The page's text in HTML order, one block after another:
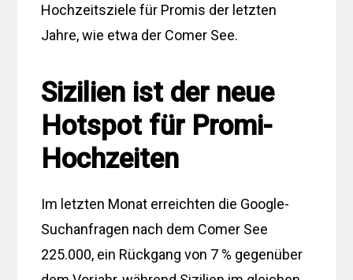
Hochzeitsziele für Promis der letzten
Jahre, wie etwa der Comer See.
Sizilien ist der neue
Hotspot für Promi-
Hochzeiten
Im letzten Monat erreichten die Google-
Suchanfragen nach dem Comer See
225.000, ein Rückgang von 7 % gegenüber